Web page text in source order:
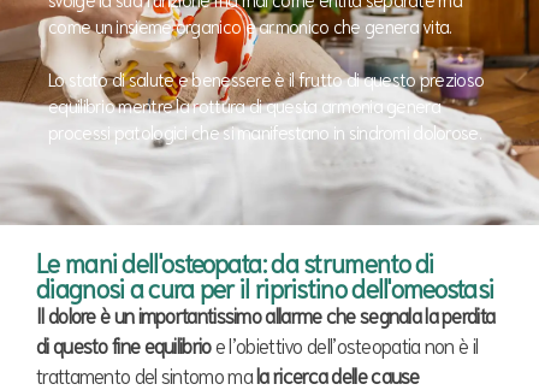
come un insieme organico e armonico che genera vita.
Lo stato di salute e benessere è il frutto di questo prezioso
equilibrio mentre la rottura di questa armonia genera
processi patologici che si manifestano in sindromi dolorose.
Le mani dell'osteopata: da strumento di
diagnosi a cura per il ripristino dell'omeostasi
Il dolore è un importantissimo allarme che segnala la perdita
di questo fine equilibrioe l’obiettivo dell’osteopatia non è il
trattamento del sintomo mala ricerca delle cause